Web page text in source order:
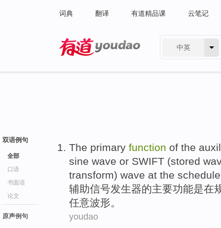
词典 翻译 有道精品课 云笔记
中英
双语例句
全部
口语
书面语
论文
原声例句
The primary function of the
sine wave or SWIFT (stored
transform) wave at the
辅助信号发生器的主要功能是在
任意波形。
youdao